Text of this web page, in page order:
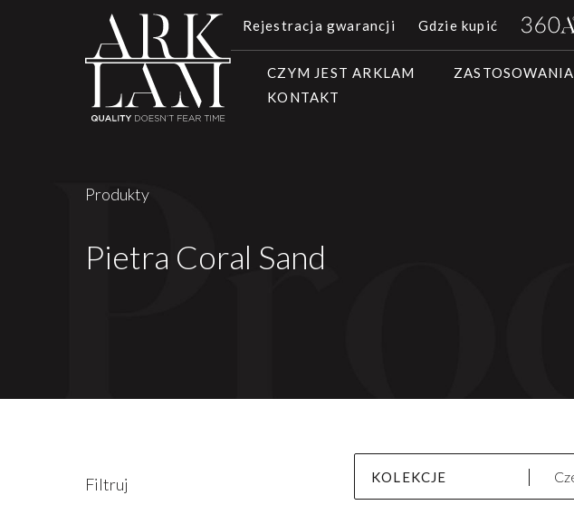
Rejestracja gwarancji Gdzie kupić
CZYM JEST ARKLAM ZASTOSOWANIA
KONTAKT
Produkty
Pietra Coral Sand
Filtruj KOLEKCJE